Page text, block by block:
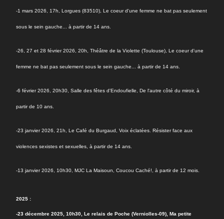
-1 mars 2026, 17h, Lorgues (83510), Le coeur d'une femme ne bat pas seulement
sous le sein gauche... à partir de 14 ans.
-26, 27 et 28 février 2026, 20h, Théâtre de la Violette (Toulouse), Le coeur d'une
femme ne bat pas seulement sous le sein gauche... à partir de 14 ans.
-6 février 2026, 20h30, Salle des fêtes d'Endoufielle, De l'autre côté du miroir, à
partir de 10 ans.
-23 janvier 2026, 21h, Le Café du Burgaud, Voix éclatées. Résister face aux
violences sexistes et sexuelles, à partir de 14 ans.
-13 janvier 2026, 10h30, MJC La Maisoun, Coucou Caché!, à partir de 12 mois.
2025 :
-23 décembre 2025, 10h30, Le relais de Poche (Verniolles-09), Ma petite